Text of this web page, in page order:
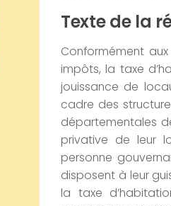
Texte de la
Conformément
impôts, la taxe
jouissance de
cadre des
départementales
privative de leur
personne
disposent à leur
la taxe